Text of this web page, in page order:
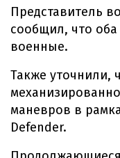
Представитель
сообщил, что
военные.
Также уточнили,
маневров в
Defender.